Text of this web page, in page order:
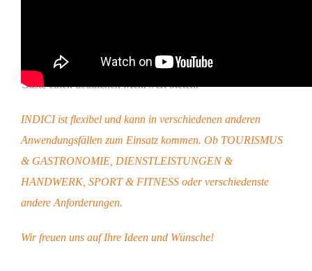
Arbeit erleichtern und für sich, seine Mitarbeiter und seine
Gäste einen deutlichen Mehrwert bieten.
INDICI ist flexibel und kann in verschiedenen anderen
Anwendungsfällen zum Einsatz kommen. Ob TOURISMUS
& GASTRONOMIE, DIENSTLEISTUNGEN &
HANDWERK, SPORT & FITNESS oder verschiedenste
andere Anforderungen.
Wir freuen uns auf Ihre Ideen und Wünsche!